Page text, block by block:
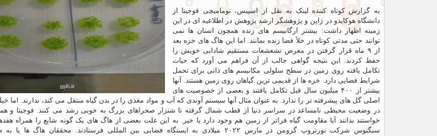
به گزارش کوتاه کننده لینک به نقل از اسپیس، تومامیچی فوجیتا از
دانشگاه هوکایدو در ژاپن و پژوهشگر ارشد پژوهش در اطلاعیه ای در این
زمینه اظهار داشت: بیشتر ارگانیسم های زنده همچون انسان ها نمی
توانند حتی مدتی کوتاه در خلأ فضا زنده بمانند. اما این هاگ های خزه بعد
از ۹ ماه قرار گرفتن در معرض تشعشعات مستقیم شادابی خویش را
حفظ کردند. این نتیجه گواهی جالب از آن فراهم می آورد که حیات
تکامل یافته روی زمین در سطح سلولی مکانیسم های ذاتی برای تحمل
شرایط فضایی دارد. خزه ها از قدیمی ترین گیاهان روی زمین هستند. آنها
بیشتر از ۴۰۰ میلیون سال قبل تکامل یافتند و بعضی از خصوصیت های
اصلی گل های پیشرفته تر را ندارد. به عنوان مثال آنها سیستم آوندی که آب و مواد مغذی را در بدن گیاه منتقل می کند، ندارند. اما
در وضعیت محیطی نامساعد در سراسر دنیا از قطب شمال گرفته تا شنزار صحراهای بزرگ به خوبی رشد می کنند. فوجیتا و
خواستند بدانند آیا مقاومت گیاه فراتر از زمین هم وجود دارد یا خیر. به این علت بعضی از هاگ های یک گونه شایع را همراه
سیگنوس شرکت نورتروپ گرومن در مارس ۲۰۲۲ میلادی به ایستگاه فضایی بین المللی فرستادند. محققان هاگ